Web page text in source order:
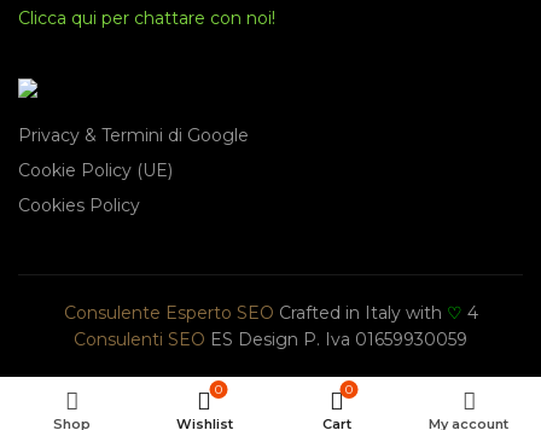
Clicca qui per chattare con noi!
Privacy & Termini di Google
Cookie Policy (UE)
Cookies Policy
Consulente Esperto SEO Crafted in Italy with ♡ 4
Consulenti SEO ES Design P. Iva 01659930059
Shop
0
Wishlist
0
Cart My account